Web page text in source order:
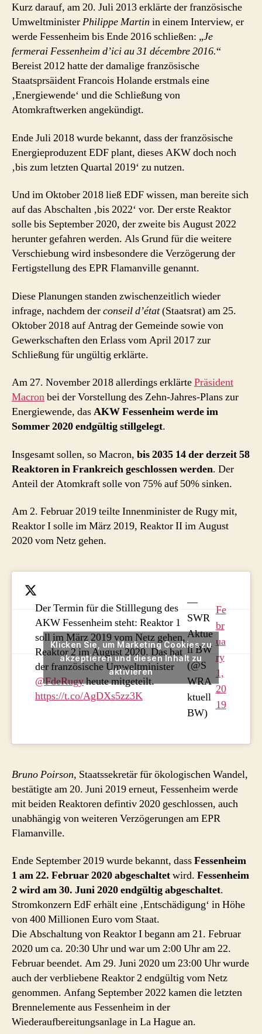
Kurz darauf, am 20. Juli 2013 erklärte der französische
UmweltministerPhilippe Martin in einem Interview, er
werde Fessenheim bis Ende 2016 schließen: „Je
fermerai Fessenheim d’ici au 31 décembre 2016.“
Bereist 2012 hatte der damalige französische
Staatsprsäident Francois Holande erstmals eine
‚Energiewende‘ und die Schließung von
Atomkraftwerken angekündigt.
Ende Juli 2018 wurde bekannt, dass der französische
Energieproduzent EDF plant, dieses AKW doch noch
‚bis zum letzten Quartal 2019‘ zu nutzen.
Und im Oktober 2018 ließ EDF wissen, man bereite sich
auf das Abschalten ‚bis 2022‘ vor. Der erste Reaktor
solle bis September 2020, der zweite bis August 2022
herunter gefahren werden. Als Grund für die weitere
Verschiebung wird insbesondere die Verzögerung der
Fertigstellung des EPR Flamanville genannt.
Diese Planungen standen zwischenzeitlich wieder
infrage, nachdem derconseil d’état(Staatsrat) am 25.
Oktober 2018 auf Antrag der Gemeinde sowie von
Gewerkschaften den Erlass vom April 2017 zur
Schließung für ungültig erklärte.
Am 27. November 2018 allerdings erklärtePräsident
Macronbei der Vorstellung des Zehn-Jahres-Plans zur
Energiewende, dasAKW Fessenheim werde im
Sommer 2020 endgültig stillgelegt.
Insgesamt sollen, so Macron, bis 2035 14 der derzeit 58
Reaktoren in Frankreich geschlossen werden. Der
Anteil der Atomkraft solle von 75% auf 50% sinken.
Am 2. Februar 2019 teilte Innenminister de Rugy mit,
Reaktor I solle im März 2019, Reaktor II im August
2020 vom Netz gehen.
Der Termin für die Stilllegung des
AKW Fessenheim steht: Reaktor 1
soll im März 2019 vom Netz gehen,
Reaktor 2 im August 2020. Das hat
der französische Umweltminister
@FdeRugyheute mitgeteilt.
https://t.co/AgDXs5zz3K
—
SWR
Aktue
ll BW
(@S
WRA
ktuell
BW)
Fe
br
ua
ry
1,
20
19
Klicken Sie, um Marketing Cookies zu
akzeptieren und diesen Inhalt zu
aktivieren
Bruno Poirson, Staatssekretär für ökologischen Wandel,
bestätigte am 20. Juni 2019 erneut, Fessenheim werde
mit beiden Reaktoren defintiv 2020 geschlossen, auch
unabhängig von weiteren Verzögerungen am EPR
Flamanville.
Ende September 2019 wurde bekannt, dassFessenheim
1 am 22. Februar 2020 abgeschaltetwird. Fessenheim
2 wird am 30. Juni 2020 endgültig abgeschaltet.
Stromkonzern EdF erhält eine ‚Entschädigung‘ in Höhe
von 400 Millionen Euro vom Staat.
Die Abschaltung von Reaktor I begann am 21. Februar
2020 um ca. 20:30 Uhr und war um 2:00 Uhr am 22.
Februar beendet. Am 29. Juni 2020 um 23:00 Uhr wurde
auch der verbliebene Reaktor 2 endgültig vom Netz
genommen. Anfang September 2022 kamen die letzten
Brennelemente aus Fessenheim in der
Wiederaufbereitungsanlage in La Hague an.